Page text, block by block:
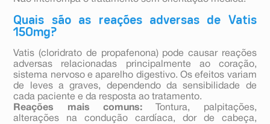
Quais são as reações adversas de Vatis
150mg?
Vatis (cloridrato de propafenona) pode causar reações
adversas relacionadas principalmente ao coração,
sistema nervoso e aparelho digestivo. Os efeitos variam
de leves a graves, dependendo da sensibilidade de
cada paciente e da resposta ao tratamento.
Reações mais comuns: Tontura, palpitações,
alterações na condução cardíaca, dor de cabeça,